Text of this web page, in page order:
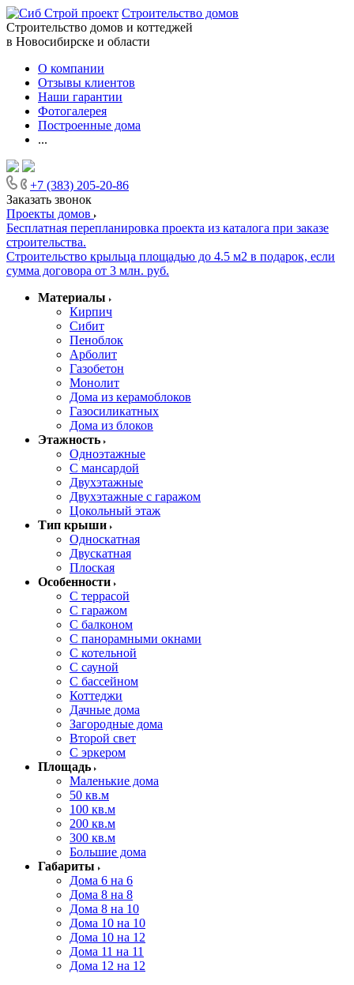
Строительство домов
Строительство домов и коттеджей
в Новосибирске и области
О компании
Отзывы клиентов
Наши гарантии
Фотогалерея
Построенные дома
...
+7 (383) 205-20-86
Заказать звонок
Проекты домов
Бесплатная перепланировка проекта из каталога при заказе
строительства.
Строительство крыльца площадью до 4.5 м2 в подарок, если
сумма договора от 3 млн. руб.
Материалы
Кирпич
Сибит
Пеноблок
Арболит
Газобетон
Монолит
Дома из керамоблоков
Газосиликатных
Дома из блоков
Этажность
Одноэтажные
С мансардой
Двухэтажные
Двухэтажные с гаражом
Цокольный этаж
Тип крыши
Односкатная
Двускатная
Плоская
Особенности
С террасой
С гаражом
С балконом
С панорамными окнами
С котельной
С сауной
С бассейном
Коттеджи
Дачные дома
Загородные дома
Второй свет
С эркером
Площадь
Маленькие дома
50 кв.м
100 кв.м
200 кв.м
300 кв.м
Большие дома
Габариты
Дома 6 на 6
Дома 8 на 8
Дома 8 на 10
Дома 10 на 10
Дома 10 на 12
Дома 11 на 11
Дома 12 на 12